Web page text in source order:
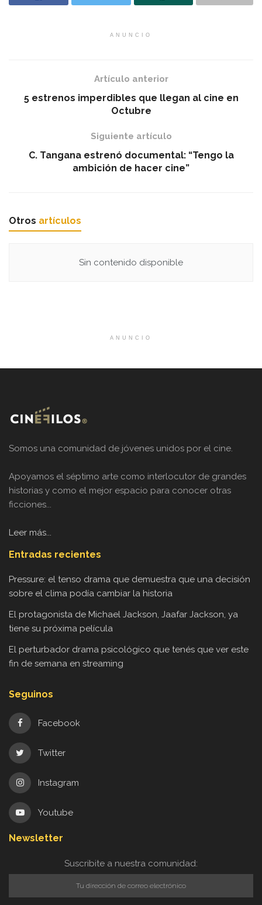
ANUNCIO
Artículo anterior
5 estrenos imperdibles que llegan al cine en
Octubre
Siguiente artículo
C. Tangana estrenó documental: “Tengo la
ambición de hacer cine”
Otros artículos
Sin contenido disponible
ANUNCIO
Somos una comunidad de jóvenes unidos por el cine.
Apoyamos el séptimo arte como interlocutor de grandes
historias y como el mejor espacio para conocer otras
ficciones...
Leer más...
Entradas recientes
Pressure: el tenso drama que demuestra que una decisión
sobre el clima podía cambiar la historia
El protagonista de Michael Jackson, Jaafar Jackson, ya
tiene su próxima película
El perturbador drama psicológico que tenés que ver este
fin de semana en streaming
Seguinos
Facebook
Twitter
Instagram
Youtube
Newsletter
Suscribite a nuestra comunidad: